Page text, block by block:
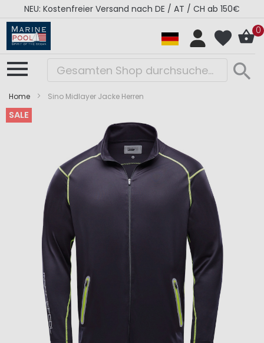
NEU: Kostenfreier Versand nach DE / AT / CH ab 150€
0
Home Sino Midlayer Jacke Herren
SALE
Zum
Bildergalerie
springen
Zum
Bildergalerie
springen